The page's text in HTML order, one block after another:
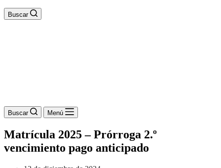
Buscar
Buscar Menú
Matrícula 2025 – Prórroga 2.º
vencimiento pago anticipado